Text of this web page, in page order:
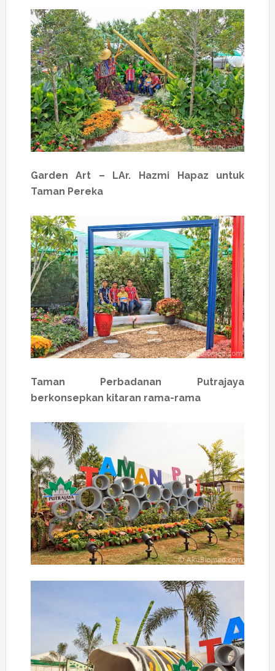
Garden Art – LAr. Hazmi Hapaz untuk
Taman Pereka
Taman Perbadanan Putrajaya
berkonsepkan kitaran rama-rama